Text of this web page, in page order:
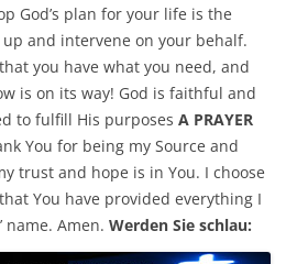
God’s plan for your life is the
and intervene on your behalf.
you have what you need, and
is on its way! God is faithful and
to fulfill His purposes A PRAYER
You for being my Source and
trust and hope is in You. I choose
You have provided everything I
name. Amen. Werden Sie schlau: